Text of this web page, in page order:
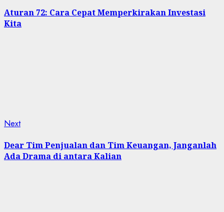
navigation
Aturan 72: Cara Cepat Memperkirakan Investasi
Kita
NextNext
Dear Tim Penjualan dan Tim Keuangan, Janganlah
Ada Drama di antara Kalian